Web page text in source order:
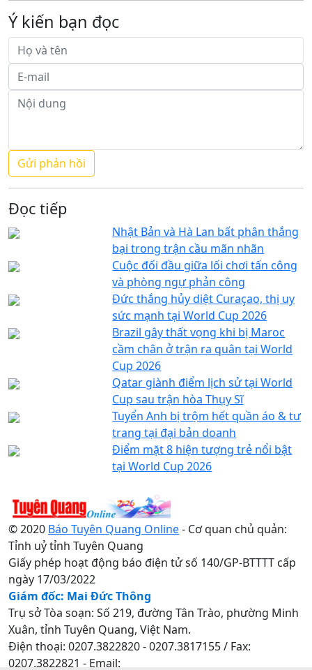
Ý kiến bạn đọc
Đọc tiếp
Nhật Bản và Hà Lan bất phân thắng
bại trong trận cầu mãn nhãn
Cuộc đối đầu giữa lối chơi tấn công
và phòng ngự phản công
Đức thắng hủy diệt Curaçao, thị uy
sức mạnh tại World Cup 2026
Brazil gây thất vọng khi bị Maroc
cầm chân ở trận ra quân tại World
Cup 2026
Qatar giành điểm lịch sử tại World
Cup sau trận hòa Thụy Sĩ
Tuyển Anh bị trộm hết quần áo & tư
trang tại đại bản doanh
Điểm mặt 8 hiện tượng trẻ nổi bật
tại World Cup 2026
© 2020 Báo Tuyên Quang Online- Cơ quan chủ quản:
Tỉnh uỷ tỉnh Tuyên Quang
Giấy phép hoạt động báo điện tử số 140/GP-BTTTT cấp
ngày 17/03/2022
Giám đốc: Mai Đức Thông
Trụ sở Tòa soạn: Số 219, đường Tân Trào, phường Minh
Xuân, tỉnh Tuyên Quang, Việt Nam.
Điện thoại: 0207.3822820 - 0207.3817155 / Fax:
0207.3822821 - Email: